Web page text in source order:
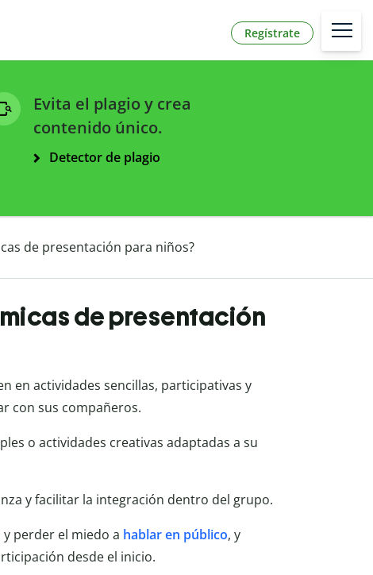
Regístrate
Evita el plagio y crea
contenido único.
Detector de plagio
de presentación para niños?
de presentación
en actividades sencillas, participativas y
con sus compañeros.
o actividades creativas adaptadas a su
y facilitar la integración dentro del grupo.
perder el miedo a hablar en público, y
desde el inicio.